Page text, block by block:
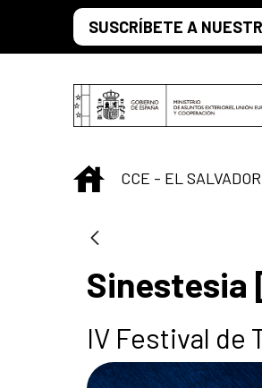
Saltar al contenido principal
SUSCRÍBETE A
INICIO
CCE - EL SALVADOR
Sinestesia
IV Festival de